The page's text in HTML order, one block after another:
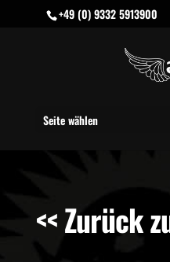
+49 (0) 9332 5913900
Seite wählen
<< Zurück